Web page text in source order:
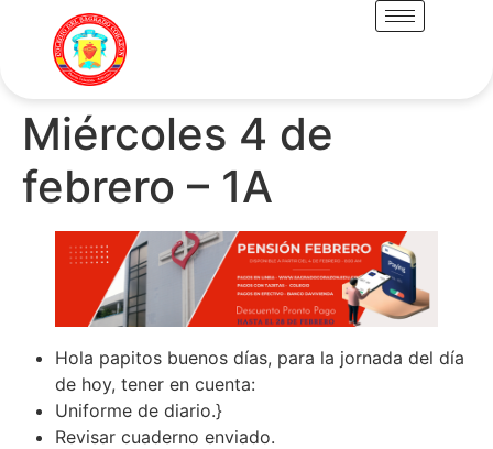
Miércoles 4 de
febrero – 1A
Hola papitos buenos días, para la jornada del día
de hoy, tener en cuenta:
Uniforme de diario.}
Revisar cuaderno enviado.